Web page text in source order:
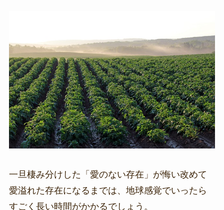
一旦棲み分けした「愛のない存在」が悔い改めて
愛溢れた存在になるまでは、地球感覚でいったら
すごく長い時間がかかるでしょう。